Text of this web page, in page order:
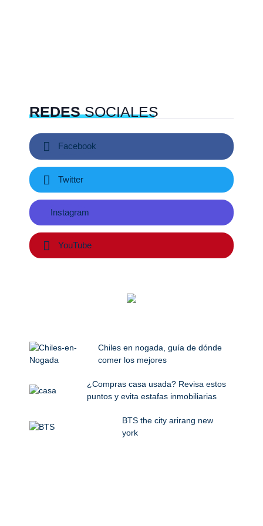
REDESSOCIALES
Facebook
Twitter
Instagram
YouTube
Chiles en nogada, guía de dónde
comer los mejores
¿Compras casa usada? Revisa estos
puntos y evita estafas inmobiliarias
BTS the city arirang new
york